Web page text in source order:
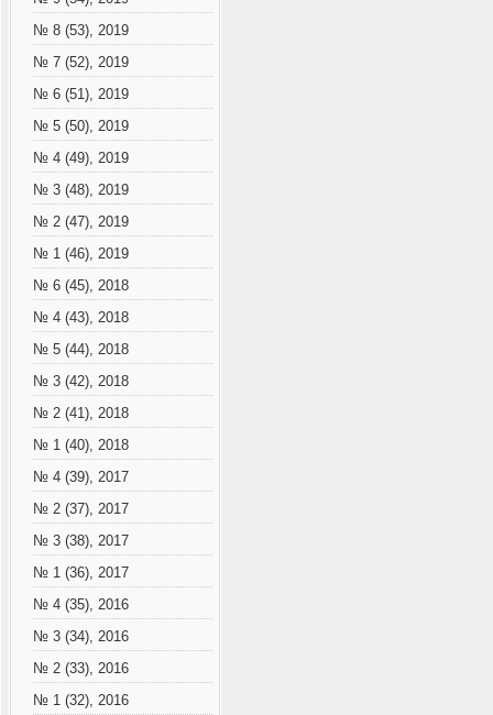
№ 8 (53), 2019
№ 7 (52), 2019
№ 6 (51), 2019
№ 5 (50), 2019
№ 4 (49), 2019
№ 3 (48), 2019
№ 2 (47), 2019
№ 1 (46), 2019
№ 6 (45), 2018
№ 4 (43), 2018
№ 5 (44), 2018
№ 3 (42), 2018
№ 2 (41), 2018
№ 1 (40), 2018
№ 4 (39), 2017
№ 2 (37), 2017
№ 3 (38), 2017
№ 1 (36), 2017
№ 4 (35), 2016
№ 3 (34), 2016
№ 2 (33), 2016
№ 1 (32), 2016